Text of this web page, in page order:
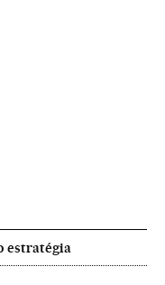
estratégia